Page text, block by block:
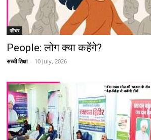
फीचर
People: लोग क्या कहेंगे?
सच्ची शिक्षा - 10 July, 2026